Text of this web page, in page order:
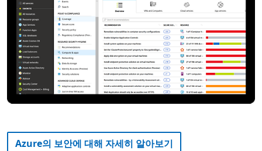
Azure의 보안에 대해 자세히 알아보기